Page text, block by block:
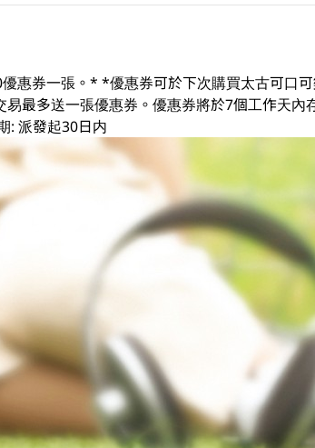
惠券一張。* *優惠券可於下次購買太古可口
最多送一張優惠券。優惠券將於7個工作天內
: 派發起30日内